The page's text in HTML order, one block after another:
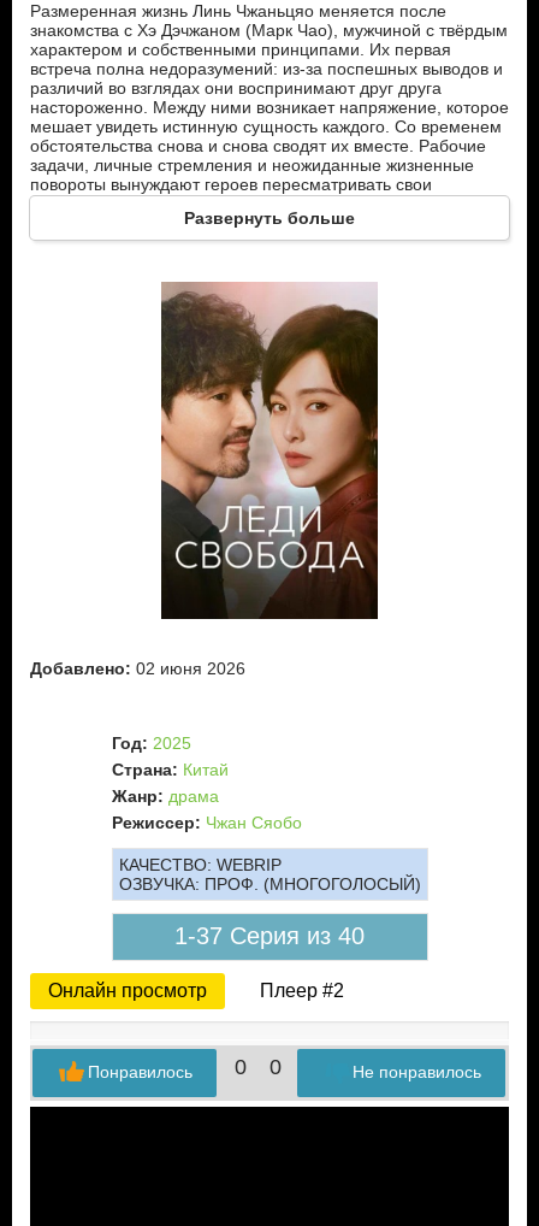
Размеренная жизнь Линь Чжаньцяо меняется после
знакомства с Хэ Дэчжаном (Марк Чао), мужчиной с твёрдым
характером и собственными принципами. Их первая
встреча полна недоразумений: из-за поспешных выводов и
различий во взглядах они воспринимают друг друга
настороженно. Между ними возникает напряжение, которое
мешает увидеть истинную сущность каждого. Со временем
обстоятельства снова и снова сводят их вместе. Рабочие
задачи, личные стремления и неожиданные жизненные
повороты вынуждают героев пересматривать свои
убеждения. Линь Чжаньцяо замечает, что за внешней
строгостью Хэ Дэчжана скрывается искренность, а он, в
свою очередь, видит в ней не только холодную
Развернуть больше
Добавлено: 02 июня 2026
Год: 2025
Страна: Китай
Жанр: драма
Режиссер: Чжан Сяобо
КАЧЕСТВО: WEBRIP
ОЗВУЧКА: ПРОФ. (МНОГОГОЛОСЫЙ)
1-37 Серия из 40
Онлайн просмотр Плеер #2
0 0 Не понравилось
Понравилось